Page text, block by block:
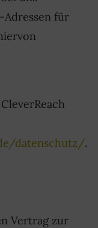
Adressen für
datenschutz/.
Vertrag zur